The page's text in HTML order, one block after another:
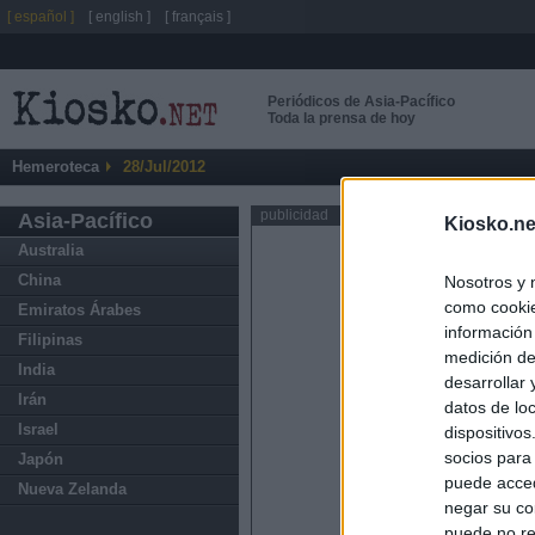
Nosotros y
como
medición
desarrollar
datos de
socios
puede
negar su
Periódicos de Asia-Pacífico
Toda la prensa de hoy
Hemeroteca 28/Jul/2012
Asia-Pacífico
Australia
China
Emiratos Árabes
Filipinas
India
Irán
Israel
Japón
Nueva Zelanda
publicidad
[ español ] [ english ] [ français ]